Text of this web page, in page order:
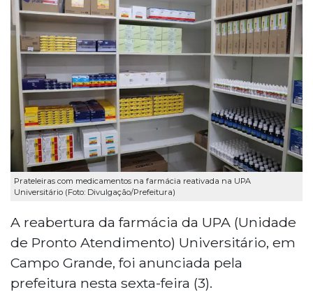
Prateleiras com medicamentos na farmácia reativada na UPA
Universitário (Foto: Divulgação/Prefeitura)
A reabertura da farmácia da UPA (Unidade
de Pronto Atendimento) Universitário, em
Campo Grande, foi anunciada pela
prefeitura nesta sexta-feira (3).